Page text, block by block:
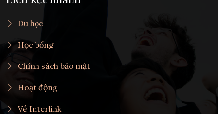
Du học
Học bổng
Chính sách bảo mật
Hoạt động
Về Interlink